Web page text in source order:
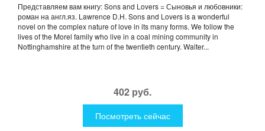
Представляем вам книгу: Sons and Lovers = Сыновья и любовники:
роман на англ.яз. Lawrence D.H. Sons and Lovers is a wonderful
novel on the complex nature of love in its many forms. We follow the
lives of the Morel family who live in a coal mining community in
Nottinghamshire at the turn of the twentieth century. Walter...
402 руб.
Посмотреть сейчас